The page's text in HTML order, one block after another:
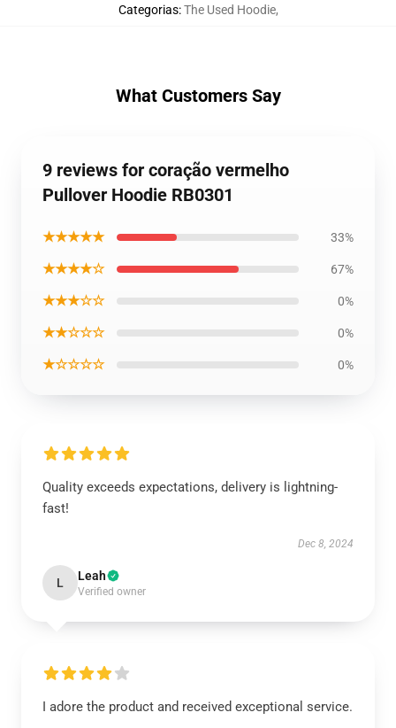
Categorias:The Used Hoodie,
What Customers Say
9 reviews for coração vermelho
Pullover Hoodie RB0301
★★★★★ 33%
★★★★☆ 67%
★★★☆☆ 0%
★★☆☆☆ 0%
★☆☆☆☆ 0%
Quality exceeds expectations, delivery is lightning-
fast!
Dec 8, 2024
L Leah
Verified owner
I adore the product and received exceptional service.